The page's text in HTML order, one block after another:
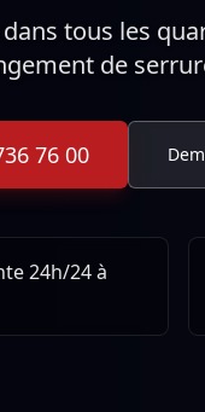
tous les
de
76 00
24h/24 à